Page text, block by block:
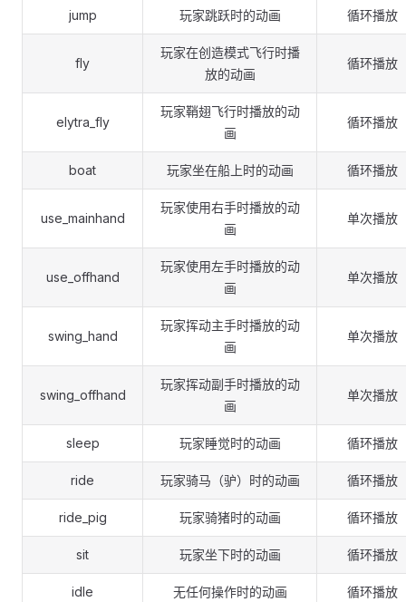
jump 玩家跳跃时的动画 循环播放
fly
玩家在创造模式飞行时播
放的动画
循环播放
elytra_fly
玩家鞘翅飞行时播放的动
画
循环播放
boat 玩家坐在船上时的动画 循环播放
use_mainhand
玩家使用右手时播放的动
画
单次播放
use_offhand
玩家使用左手时播放的动
画
单次播放
swing_hand
玩家挥动主手时播放的动
画
单次播放
swing_offhand
玩家挥动副手时播放的动
画
单次播放
sleep 玩家睡觉时的动画 循环播放
ride 玩家骑马（驴）时的动画 循环播放
ride_pig 玩家骑猪时的动画 循环播放
sit 玩家坐下时的动画 循环播放
idle 无任何操作时的动画 循环播放